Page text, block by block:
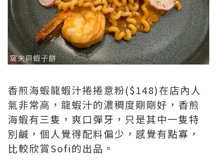
香煎海蝦龍蝦汁捲捲意粉($148)在店內人
氣非常高，龍蝦汁的濃稠度剛剛好，香煎
海蝦有三隻，爽口彈牙，只是其中一隻特
別鹹，個人覺得配料偏少，感覺有點寡，
比較欣賞Sofi的出品。